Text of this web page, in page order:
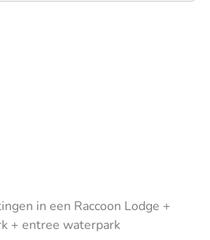
in een Raccoon Lodge +
+ entree waterpark